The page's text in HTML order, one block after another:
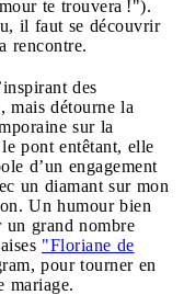
te trouvera !").
il faut se découvrir
rencontre.
des
mais détourne la
sur la
pont entêtant, elle
d’un engagement
un diamant sur mon
Un humour bien
un grand nombre
"Floriane de
pour tourner en
mariage.